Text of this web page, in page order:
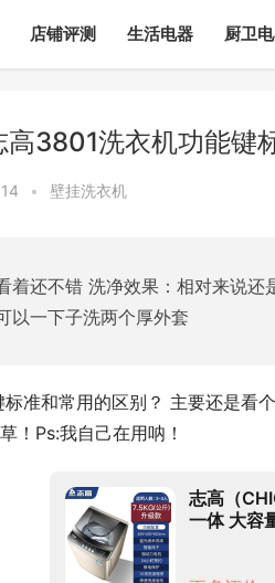
店铺评测 生活电器 厨卫
高3801洗衣机功能键
• 壁挂洗衣机
着还不错 洗净效果：相对来说
以一下子洗两个厚外套
准和常用的区别？ 主要还是看
！Ps:我自己在用呐！
志高（
一体 大容